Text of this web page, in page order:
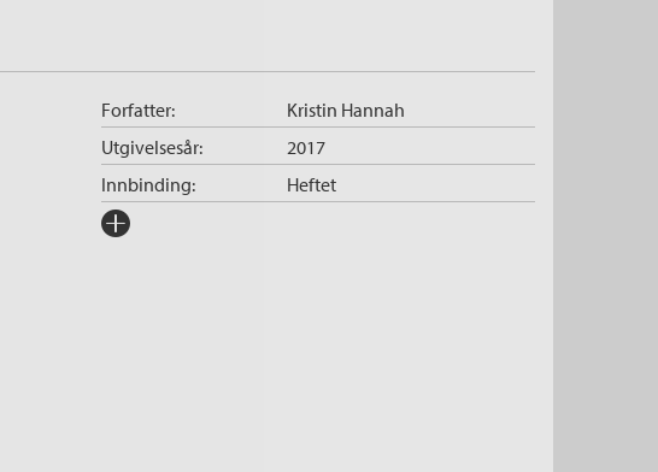
Forfatter: Kristin Hannah
Innbinding: Heftet
Utgivelsesår: 2017
Forlag: